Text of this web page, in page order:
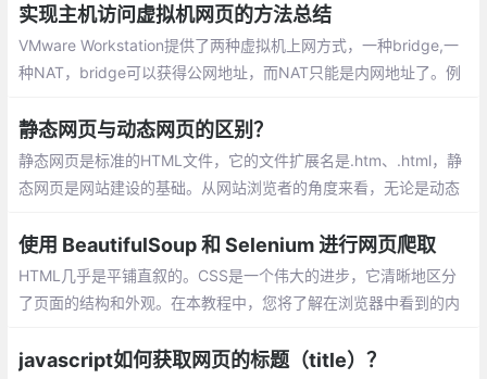
今天我们来介绍一下web页的其它一些文件格式。
实现主机访问虚拟机网页的方法总结
VMware Workstation提供了两种虚拟机上网方式，一种bridge,一
种NAT，bridge可以获得公网地址，而NAT只能是内网地址了。例
映射
静态网页与动态网页的区别？
静态网页是标准的HTML文件，它的文件扩展名是.htm、.html，静
态网页是网站建设的基础。从网站浏览者的角度来看，无论是动态
开发、管理、维护的角度来看就有很大的差别。
使用 BeautifulSoup 和 Selenium 进行网页爬取
HTML几乎是平铺直叙的。CSS是一个伟大的进步，它清晰地区分
了页面的结构和外观。在本教程中，您将了解在浏览器中看到的内
javascript如何获取网页的标题（title）？